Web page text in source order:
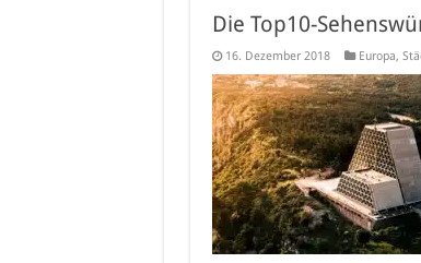
Die Top10-
16. Dezember 2018 Europa,